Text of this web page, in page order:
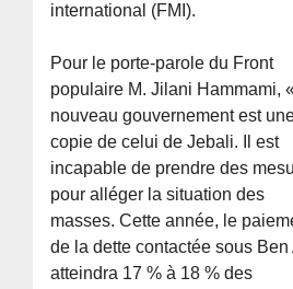
international (FMI).
Pour le porte-parole du Front
populaire M. Jilani Hammami,
nouveau gouvernement est
copie de celui de Jebali. Il est
incapable de prendre des
pour alléger la situation des
masses. Cette année, le
de la dette contactée sous Ben
atteindra 17 % à 18 % des